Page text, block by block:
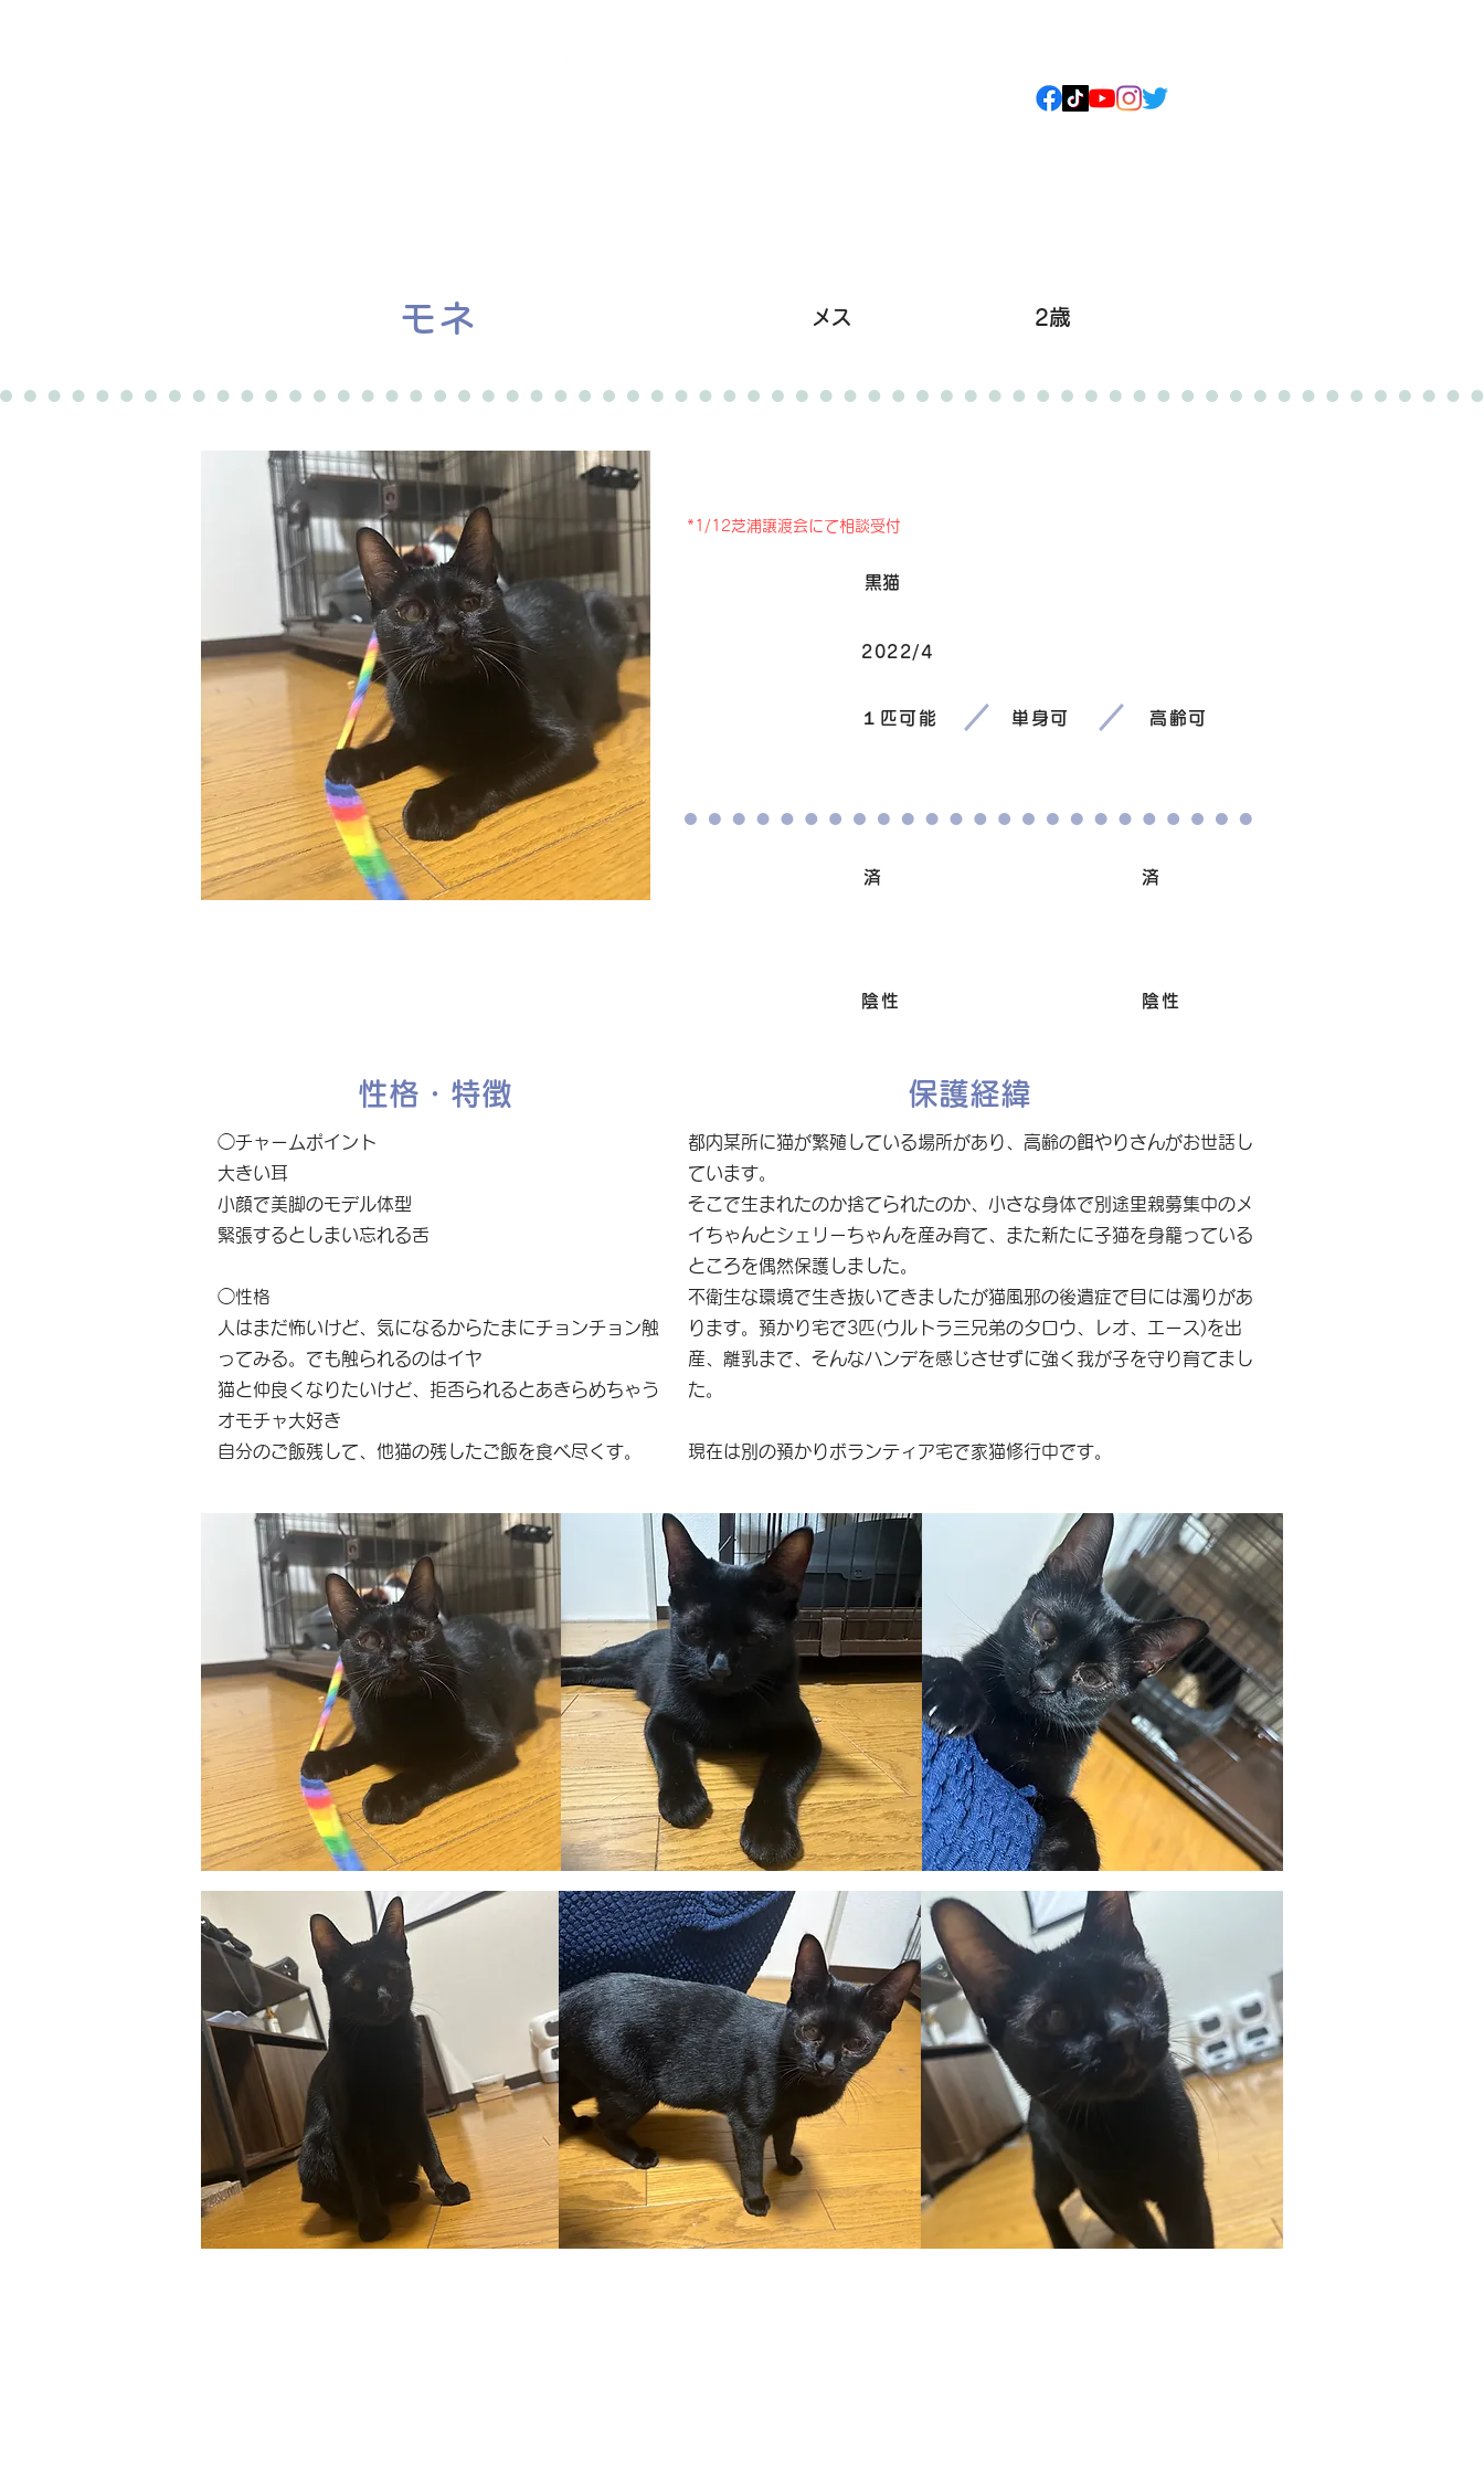
モネ メス 2歳
*1/12芝浦譲渡会にて相談受付
黒猫
2022/4
１匹可能 単身可 高齢可
済 済
陰性 陰性
性格・特徴
◯チャームポイント
大きい耳
小顔で美脚のモデル体型
緊張するとしまい忘れる舌
◯性格
人はまだ怖いけど、気になるからたまにチョンチョン触
ってみる。でも触られるのはイヤ
猫と仲良くなりたいけど、拒否られるとあきらめちゃう
オモチャ大好き
自分のご飯残して、他猫の残したご飯を食べ尽くす。
保護経緯
都内某所に猫が繁殖している場所があり、高齢の餌やりさんがお世話し
ています。
そこで生まれたのか捨てられたのか、小さな身体で別途里親募集中のメ
イちゃんとシェリーちゃんを産み育て、また新たに子猫を身籠っている
ところを偶然保護しました。
不衛生な環境で生き抜いてきましたが猫風邪の後遺症で目には濁りがあ
ります。預かり宅で3匹(ウルトラ三兄弟のタロウ、レオ、エース)を出
産、離乳まで、そんなハンデを感じさせずに強く我が子を守り育てまし
た。
現在は別の預かりボランティア宅で家猫修行中です。